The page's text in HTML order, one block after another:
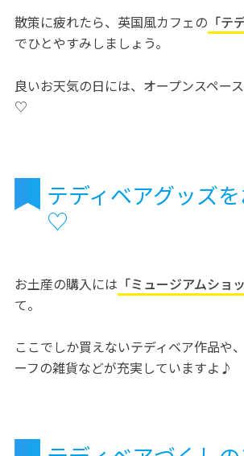
散策に疲れたら、英国風カフェの 「テ
でひとやすみしましょう。
良いお天気の日には、オープンスペー
♡
テディベアグッズ
♡
お土産の購入には 「ミュージアムショ
て。
ここでしか買えないテディベア作品や
ーフの雑貨などが充実していますよ♪